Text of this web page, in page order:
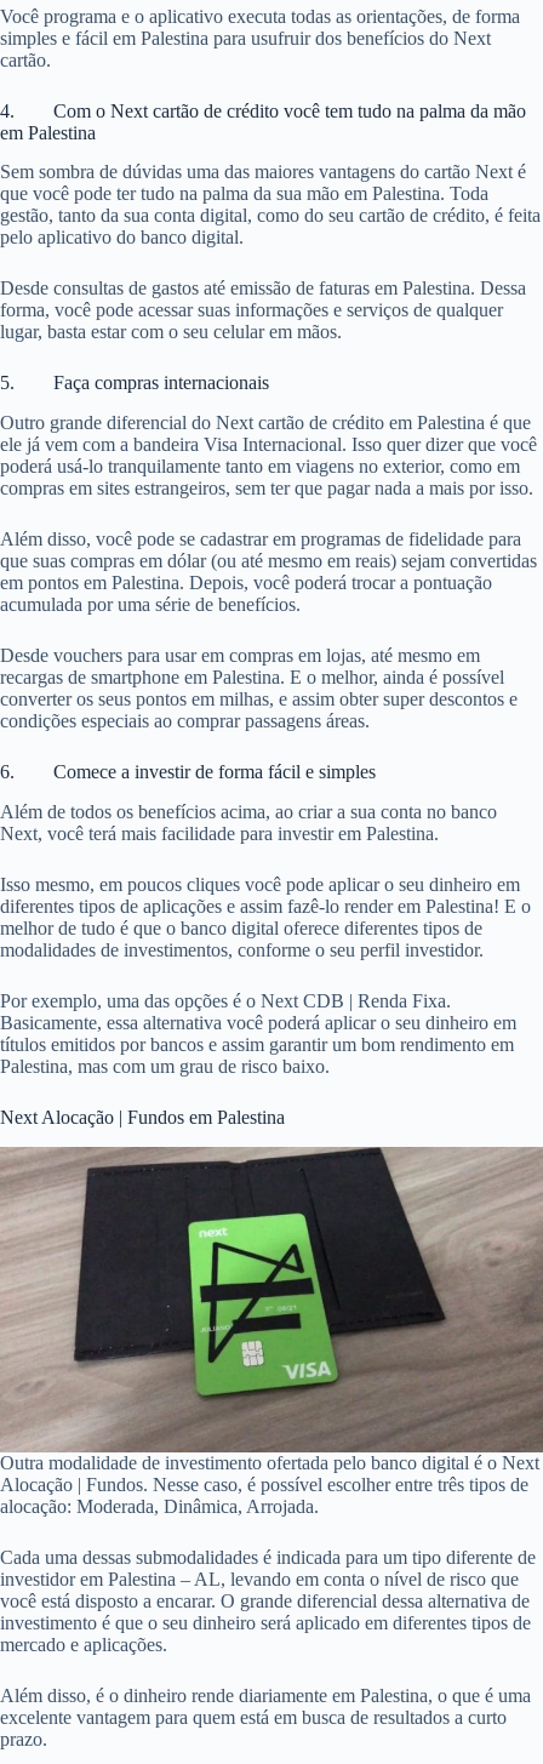
Você programa e o aplicativo executa todas as orientações, de forma
simples e fácil em Palestina para usufruir dos benefícios do Next
cartão.
4. Com o Next cartão de crédito você tem tudo na palma da mão
em Palestina
Sem sombra de dúvidas uma das maiores vantagens do cartão Next é
que você pode ter tudo na palma da sua mão em Palestina. Toda
gestão, tanto da sua conta digital, como do seu cartão de crédito, é feita
pelo aplicativo do banco digital.
Desde consultas de gastos até emissão de faturas em Palestina. Dessa
forma, você pode acessar suas informações e serviços de qualquer
lugar, basta estar com o seu celular em mãos.
5. Faça compras internacionais
Outro grande diferencial do Next cartão de crédito em Palestina é que
ele já vem com a bandeira Visa Internacional. Isso quer dizer que você
poderá usá-lo tranquilamente tanto em viagens no exterior, como em
compras em sites estrangeiros, sem ter que pagar nada a mais por isso.
Além disso, você pode se cadastrar em programas de fidelidade para
que suas compras em dólar (ou até mesmo em reais) sejam convertidas
em pontos em Palestina. Depois, você poderá trocar a pontuação
acumulada por uma série de benefícios.
Desde vouchers para usar em compras em lojas, até mesmo em
recargas de smartphone em Palestina. E o melhor, ainda é possível
converter os seus pontos em milhas, e assim obter super descontos e
condições especiais ao comprar passagens áreas.
6. Comece a investir de forma fácil e simples
Além de todos os benefícios acima, ao criar a sua conta no banco
Next, você terá mais facilidade para investir em Palestina.
Isso mesmo, em poucos cliques você pode aplicar o seu dinheiro em
diferentes tipos de aplicações e assim fazê-lo render em Palestina! E o
melhor de tudo é que o banco digital oferece diferentes tipos de
modalidades de investimentos, conforme o seu perfil investidor.
Por exemplo, uma das opções é o Next CDB | Renda Fixa.
Basicamente, essa alternativa você poderá aplicar o seu dinheiro em
títulos emitidos por bancos e assim garantir um bom rendimento em
Palestina, mas com um grau de risco baixo.
Next Alocação | Fundos em Palestina
Outra modalidade de investimento ofertada pelo banco digital é o Next
Alocação | Fundos. Nesse caso, é possível escolher entre três tipos de
alocação: Moderada, Dinâmica, Arrojada.
Cada uma dessas submodalidades é indicada para um tipo diferente de
investidor em Palestina – AL, levando em conta o nível de risco que
você está disposto a encarar. O grande diferencial dessa alternativa de
investimento é que o seu dinheiro será aplicado em diferentes tipos de
mercado e aplicações.
Além disso, é o dinheiro rende diariamente em Palestina, o que é uma
excelente vantagem para quem está em busca de resultados a curto
prazo.